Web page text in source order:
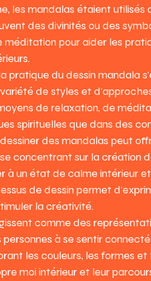
les mandalas étaient
des divinités ou des
méditation pour aider les
pratique du dessin mandala
de styles et
de relaxation, de
spirituelles que dans des
des mandalas peut
concentrant sur la création
à un état de calme intérieur
de dessin permet
la créativité.
comme des
personnes à se sentir
les couleurs, les formes
moi intérieur et leur